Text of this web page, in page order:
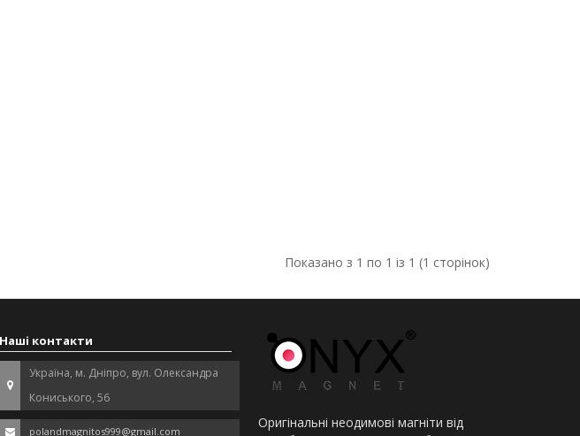
Показано з 1 по 1 із 1 (1 сторінок)
Наші контакти
Україна, м. Дніпро, вул. Олександра
Кониського, 56
polandmagnitos999@gmail.com
Оригінальні неодимові магніти від